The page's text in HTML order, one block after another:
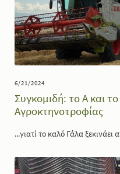
6/21/2024
Συγκομιδή: το Α και
Αγροκτηνοτροφίας
...γιατί το καλό Γάλα